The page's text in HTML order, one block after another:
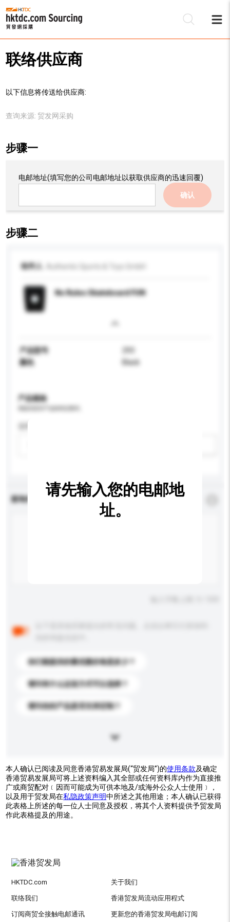
联络供应商
以下信息将传送给供应商:
查询来源: 贸发网采购
步骤一
电邮地址(填写您的公司电邮地址以获取供应商的迅速回覆)
确认
步骤二
收件人
No Rules Skateboard FUN
产品型号
颜色
Black
产品规格
查询内容 * 必须填写
你们能提供的最优惠价格是多少？
请问有什么运送方式可以选择？
请问你的产品是否支持定制？
请先输入您的电邮地
址。
本人确认已阅读及同意香港贸易发展局(“贸发局”)的使用条款及确定
香港贸易发展局可将上述资料编入其全部或任何资料库内作为直接推
广或商贸配对﹝因而可能成为可供本地及/或海外公众人士使用﹞，
以及用于贸发局在私隐政策声明中所述之其他用途；本人确认已获得
此表格上所述的每一位人士同意及授权，将其个人资料提供予贸发局
作此表格提及的用途。
HKTDC.com 关于我们
联络我们 香港贸发局流动应用程式
订阅商贸全接触电邮通讯 更新您的香港贸发局电邮订阅